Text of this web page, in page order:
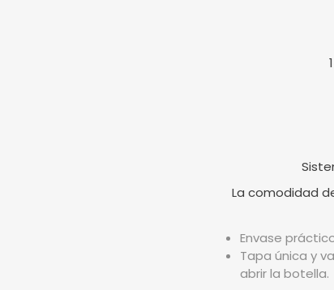
La comodidad
Envase
Tapa única y
abrir la botella.